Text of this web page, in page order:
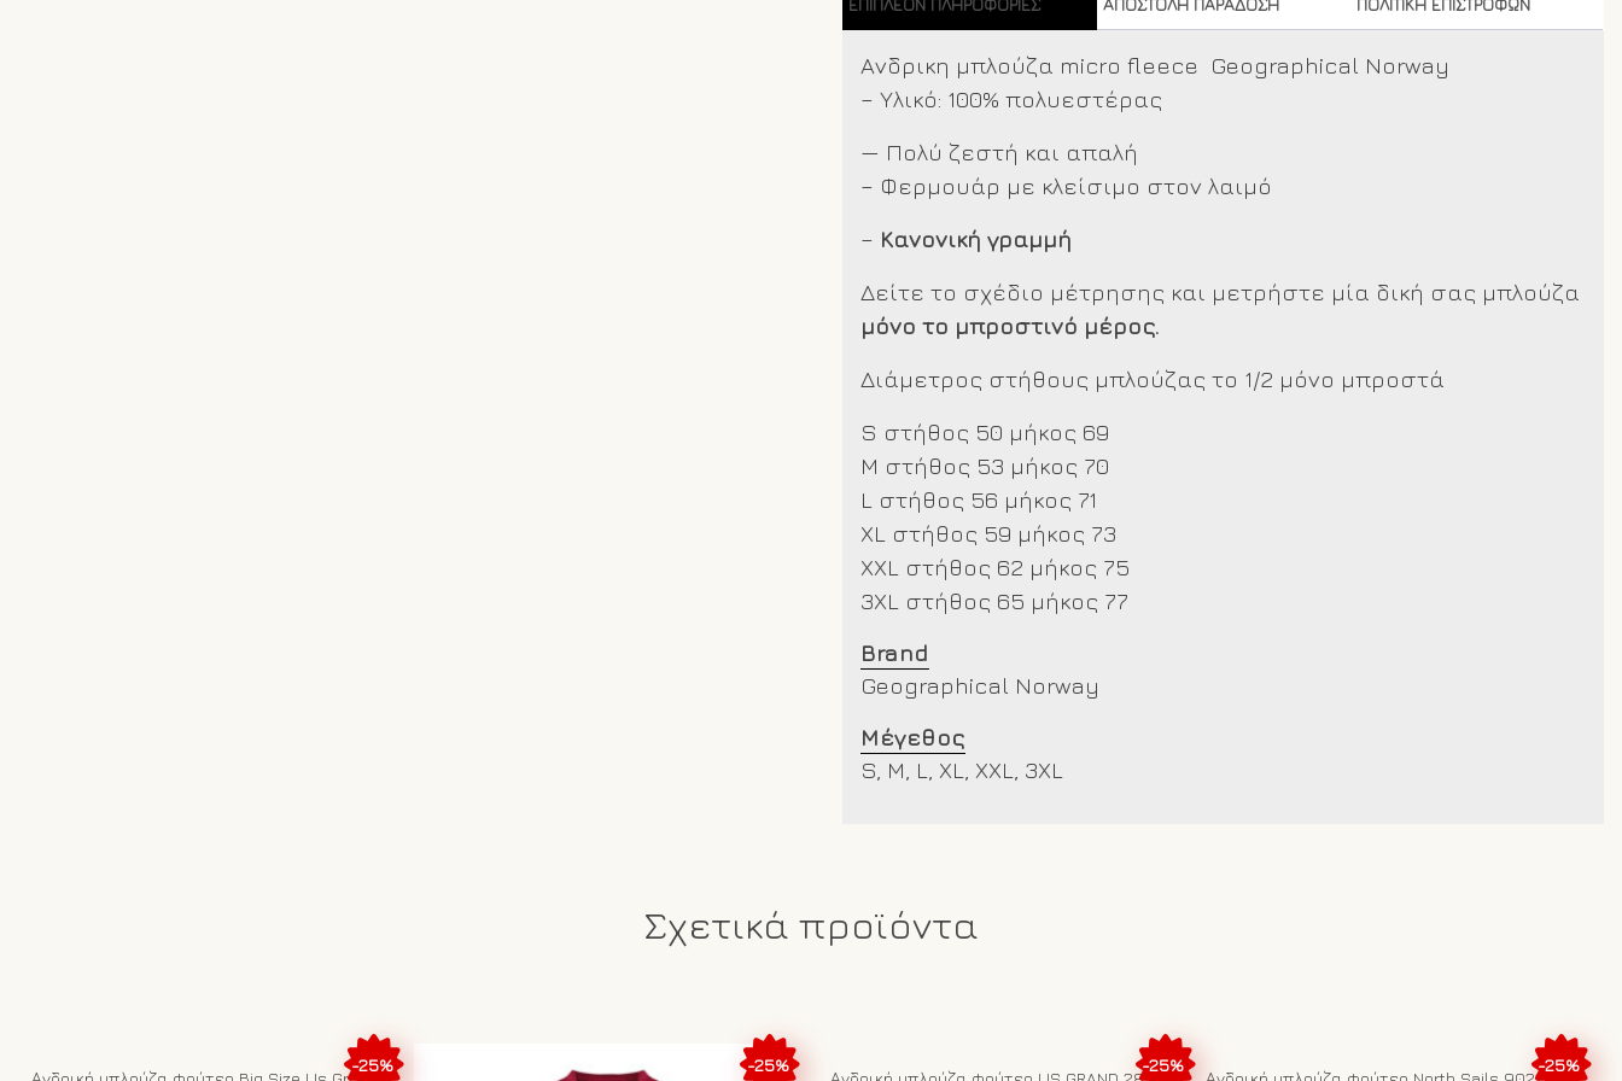
ποσότητα
Ανδρικη μπλούζα micro fleece Geographical Norway
– Υλικό: 100% πολυεστέρας
— Πολύ ζεστή και απαλή
– Φερμουάρ με κλείσιμο στον λαιμό
– Κανονική γραμμή
Δείτε το σχέδιο μέτρησης και μετρήστε μία δική σας μπλούζα
μόνο το μπροστινό μέρος.
Διάμετρος στήθους μπλούζας το 1/2 μόνο μπροστά
S στήθος 50 μήκος 69
M στήθος 53 μήκος 70
L στήθος 56 μήκος 71
XL στήθος 59 μήκος 73
XXL στήθος 62 μήκος 75
3XL στήθος 65 μήκος 77
Brand
Geographical Norway
Μέγεθος
S, M, L, XL, XXL, 3XL
Σχετικά προϊόντα
-25% -25% -25% -25%